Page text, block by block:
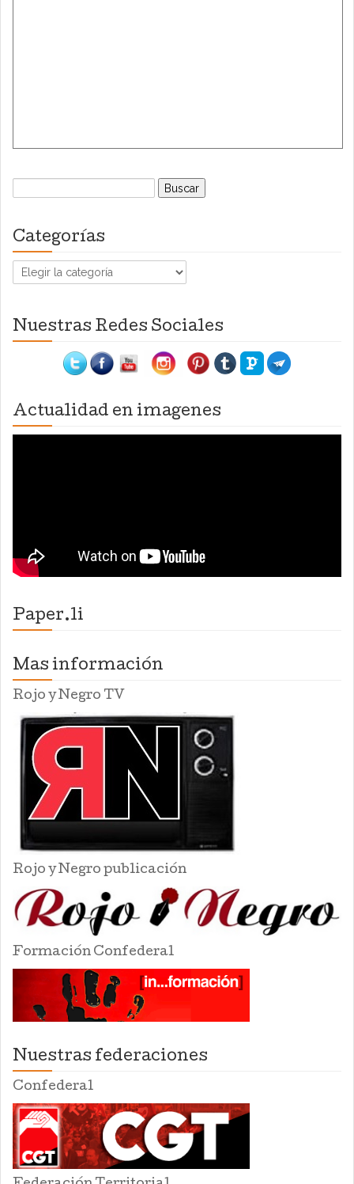
Buscar:
Categorías
Categorías
Nuestras Redes Sociales
Actualidad en imagenes
Paper.li
Mas información
Rojo y Negro TV
Rojo y Negro publicación
Formación Confederal
Nuestras federaciones
Confederal